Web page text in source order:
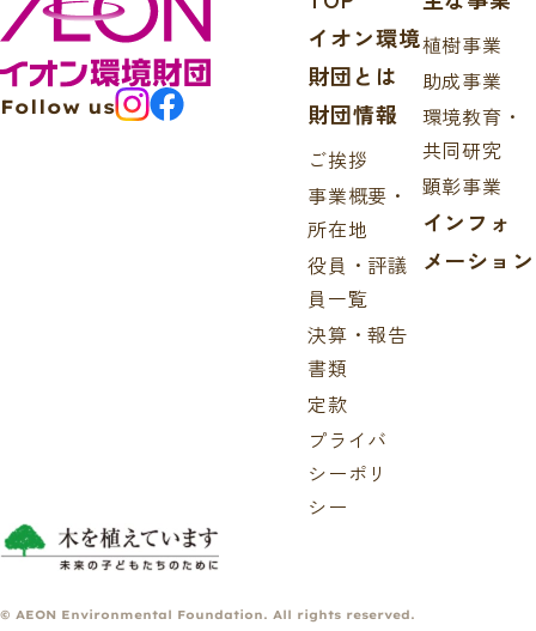
Follow us
イオン環境
財団とは
財団情報
ご挨拶
事業概要・
所在地
役員・評議
員一覧
決算・報告
書類
定款
プライバ
シーポリ
シー
植樹事業
助成事業
環境教育・
共同研究
顕彰事業
インフォ
メーション
© AEON Environmental Foundation. All rights reserved.